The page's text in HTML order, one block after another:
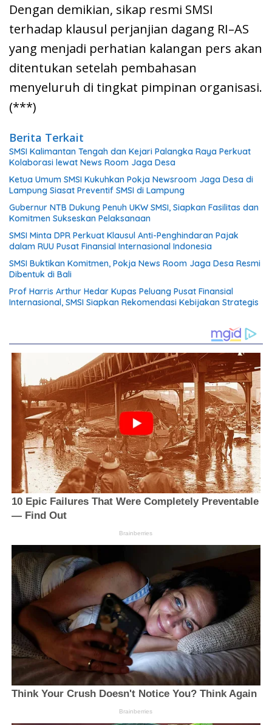
Dengan demikian, sikap resmi SMSI
terhadap klausul perjanjian dagang RI–AS
yang menjadi perhatian kalangan pers akan
ditentukan setelah pembahasan
menyeluruh di tingkat pimpinan organisasi.
(***)
Berita Terkait
SMSI Kalimantan Tengah dan Kejari Palangka Raya Perkuat
Kolaborasi lewat News Room Jaga Desa
Ketua Umum SMSI Kukuhkan Pokja Newsroom Jaga Desa di
Lampung Siasat Preventif SMSI di Lampung
Gubernur NTB Dukung Penuh UKW SMSI, Siapkan Fasilitas dan
Komitmen Sukseskan Pelaksanaan
SMSI Minta DPR Perkuat Klausul Anti-Penghindaran Pajak
dalam RUU Pusat Finansial Internasional Indonesia
SMSI Buktikan Komitmen, Pokja News Room Jaga Desa Resmi
Dibentuk di Bali
Prof Harris Arthur Hedar Kupas Peluang Pusat Finansial
Internasional, SMSI Siapkan Rekomendasi Kebijakan Strategis